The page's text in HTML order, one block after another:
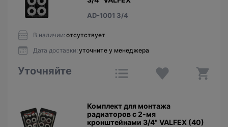
AD-1001 3/4
В наличии: отсутствует
Дата доставки: уточните у менеджера
Уточняйте
Комплект для монтажа
радиаторов с 2-мя
кронштейнами 3/4" VALFEX (40)